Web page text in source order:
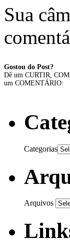
Sua
Gostou do Post?
Dê um CURTIR,
um COMENTÁRIO:
Categorias
Arquivos